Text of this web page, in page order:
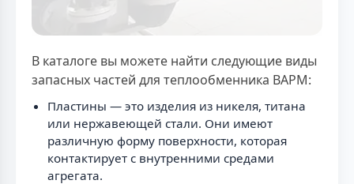
В каталоге вы можете найти следующие виды
запасных частей для теплообменника ВАРМ:
Пластины — это изделия из никеля, титана
или нержавеющей стали. Они имеют
различную форму поверхности, которая
контактирует с внутренними средами
агрегата.